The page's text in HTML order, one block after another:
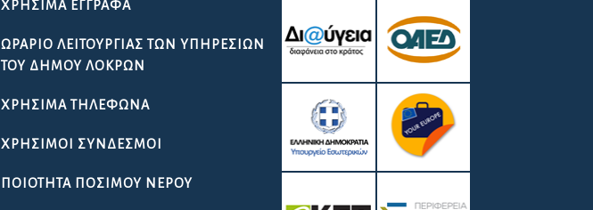
ΧΡΉΣΙΜΑ ΈΓΓΡΑΦΑ
ΩΡΆΡΙΟ ΛΕΙΤΟΥΡΓΊΑΣ ΤΩΝ ΥΠΗΡΕΣΙΏΝ
ΤΟΥ ΔΉΜΟΥ ΛΟΚΡΏΝ
ΧΡΉΣΙΜΑ ΤΗΛΈΦΩΝΑ
ΧΡΉΣΙΜΟΙ ΣΎΝΔΕΣΜΟΙ
ΠΟΙΌΤΗΤΑ ΠΌΣΙΜΟΥ ΝΕΡΟΎ